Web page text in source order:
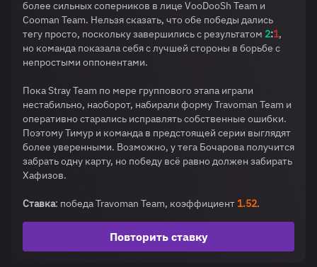
более сильных соперников в лице VooDooSh Team и
Cooman Team. Нельзя сказать, что обе победы дались
тегу просто, поскольку завершились с результатом 2:1,
но команда показала себя с лучшей стороны в борьбе с
непростыми оппонентами.
Пока Stray Team по мере группового этапа играли
нестабильно, наоборот, набирали форму Travoman Team и
оперативно старались исправлять собственные ошибки.
Поэтому Тимур и команда в предстоящей серии выглядят
более уверенными. Возможно, у тега Бочарова получится
забрать одну карту, но победу всё равно должен забирать
Хафизов.
Ставка: победа Travoman Team, коэффициент1.52.
Повторить ставку